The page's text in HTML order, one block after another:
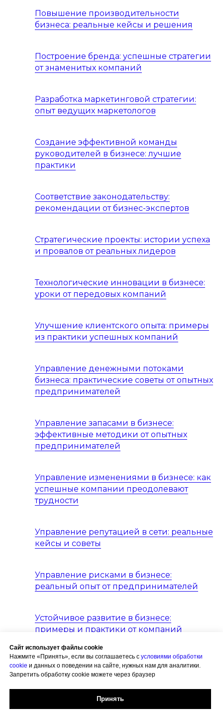
Повышение производительности
бизнеса: реальные кейсы и решения
Построение бренда: успешные стратегии
от знаменитых компаний
Разработка маркетинговой стратегии:
опыт ведущих маркетологов
Создание эффективной команды
руководителей в бизнесе: лучшие
практики
Соответствие законодательству:
рекомендации от бизнес-экспертов
Стратегические проекты: истории успеха
и провалов от реальных лидеров
Технологические инновации в бизнесе:
уроки от передовых компаний
Улучшение клиентского опыта: примеры
из практики успешных компаний
Управление денежными потоками
бизнеса: практические советы от опытных
предпринимателей
Управление запасами в бизнесе:
эффективные методики от опытных
предпринимателей
Управление изменениями в бизнесе: как
успешные компании преодолевают
трудности
Управление репутацией в сети: реальные
кейсы и советы
Управление рисками в бизнесе:
реальный опыт от предпринимателей
Устойчивое развитие в бизнесе:
примеры и практики от компаний
Финансирование бизнеса: успехи и
уроки от реальных предпринимателей
Ценообразование: стратегии и ошибки,
Сайт использует файлы cookie
Нажмите «Принять», если вы соглашаетесь с условиями обработки
cookie и данных о поведении на сайте, нужных нам для аналитики.
Запретить обработку cookie можете через браузер
Принять